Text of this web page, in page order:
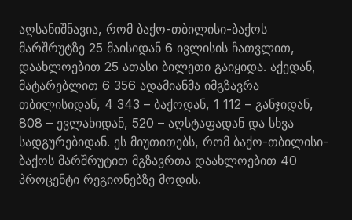
აღსანიშნავია, რომ ბაქო-თბილისი-ბაქოს
მარშრუტზე 25 მაისიდან 6 ივლისის ჩათვლით,
დაახლოებით 25 ათასი ბილეთი გაიყიდა. აქედან,
მატარებლით 6 356 ადამიანმა იმგზავრა
თბილისიდან, 4 343 – ბაქოდან, 1 112 – განჯიდან,
808 – ევლახიდან, 520 – აღსტაფადან და სხვა
სადგურებიდან. ეს მიუთითებს, რომ ბაქო-თბილისი-
ბაქოს მარშრუტით მგზავრთა დაახლოებით 40
პროცენტი რეგიონებზე მოდის.